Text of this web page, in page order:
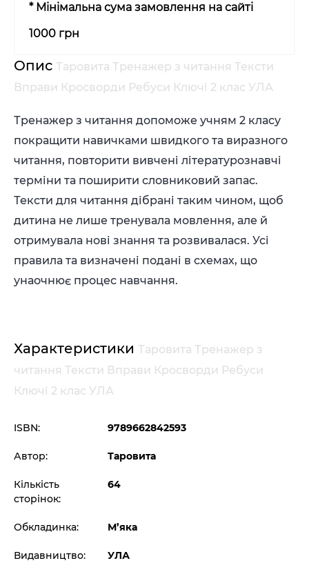
* Мінімальна сума замовлення на сайті
1000 грн
Опис Таровита Тренажер з читання Тексти
Вправи Кросворди Ребуси Ключі 2 клас УЛА
Тренажер з читання допоможе учням 2 класу
покращити навичками швидкого та виразного
читання, повторити вивчені літературознавчі
терміни та поширити словниковий запас.
Тексти для читання дібрані таким чином, щоб
дитина не лише тренувала мовлення, але й
отримувала нові знання та розвивалася. Усі
правила та визначені подані в схемах, що
унаочнює процес навчання.
Характеристики Таровита Тренажер з
читання Тексти Вправи Кросворди Ребуси
Ключі 2 клас УЛА
ISBN: 9789662842593
Автор: Таровита
Кількість
сторінок:
64
Обкладинка: М’яка
Видавництво: УЛА